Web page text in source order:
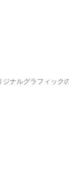
ナルグラフィック